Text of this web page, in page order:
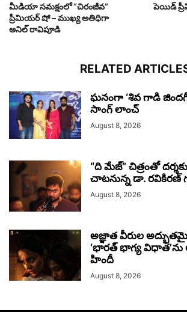
మీడియా సమక్షంలో “చిరంజీవ”
ప్రీమియర్ షో – ముఖ్య అతిధిగా
అనిల్ రావిపూడి
పెయిడ్
RELATED
ఘనంగా ‘శివ గాడి
సాంగ్ లాంచ్
August 8, 2026
“ది మేజ్” చిత్రంతో
చాటనున్న డా.
August 8, 2026
అజ్ఞాత వీరుల
‘భారత్ భాగ్య విధాత’ను
హిందీ
August 8, 2026